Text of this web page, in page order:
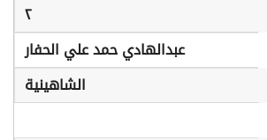
٢
عبدالهادي حمد علي الحفار
الشاهينية